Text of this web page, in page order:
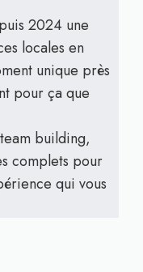
2024 une
locales en
unique près
pour ça que
building,
complets pour
qui vous